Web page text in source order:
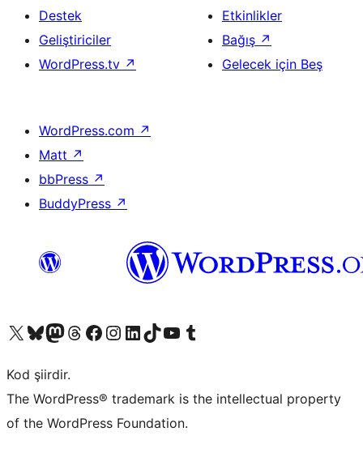
Destek
Geliştiriciler
WordPress.tv ↗
Etkinlikler
Bağış ↗
Gelecek için Beş
WordPress.com ↗
Matt ↗
bbPress ↗
BuddyPress ↗
X (eski Twitter) hesabımıza bakın
Bluesky hesabımızı ziyaret edinMastodon hesabımızı ziyaret edinThreads hesabımızı ziyaret edinFacebook sayfamızı ziyaret edinInstagram hesabımızı ziyaret edinLinkedIn hesabımızı ziyaret edinTikTok hesabımızı ziyaret edinYouTube kanalımızı ziyaret edinTumblr hesabımızı ziyaret edin
Kod şiirdir.
The WordPress® trademark is the intellectual property
of the WordPress Foundation.